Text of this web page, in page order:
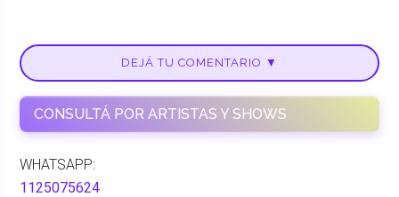
DEJÁ TU COMENTARIO ▼
CONSULTÁ POR ARTISTAS Y SHOWS
WHATSAPP:
1125075624